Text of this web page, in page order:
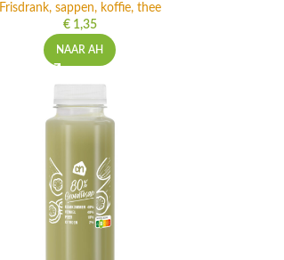
Frisdrank, sappen, koffie, thee
€1,35
NAAR AH